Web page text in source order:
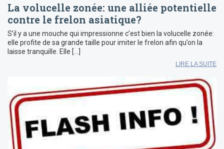
La volucelle zonée: une alliée potentielle
contre le frelon asiatique?
S’il y a une mouche qui impressionne c’est bien la volucelle zonée:
elle profite de sa grande taille pour imiter le frelon afin qu’on la
laisse tranquille. Elle […]
LIRE LA SUITE